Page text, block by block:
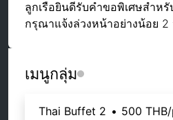
ลูกเรือยินดีรับคำขอพิเศษสำห
กรุณาแจ้งล่วงหน้าอย่างน้อย 2
เมนูกลุ่ม
Thai Buffet 2 • 500 THB